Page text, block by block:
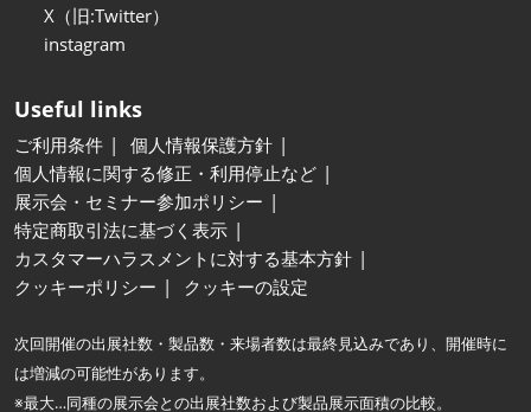
X（旧:Twitter）
instagram
Useful links
ご利用条件
個人情報保護方針
個人情報に関する修正・利用停止など
展示会・セミナー参加ポリシー
特定商取引法に基づく表示
カスタマーハラスメントに対する基本方針
クッキーポリシー
クッキーの設定
次回開催の出展社数・製品数・来場者数は最終見込みであり、開催時に
は増減の可能性があります。
※最大…同種の展示会との出展社数および製品展示面積の比較。